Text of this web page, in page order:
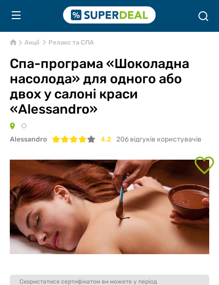
Акції Релакс та СПА
Спа-програма «Шоколадна
насолода» для одного або
двох у салоні краси
«Alessandro»
Alessandro 4.2 206 відгуків користувачів
Скористатися сертифікатом ви можете у період